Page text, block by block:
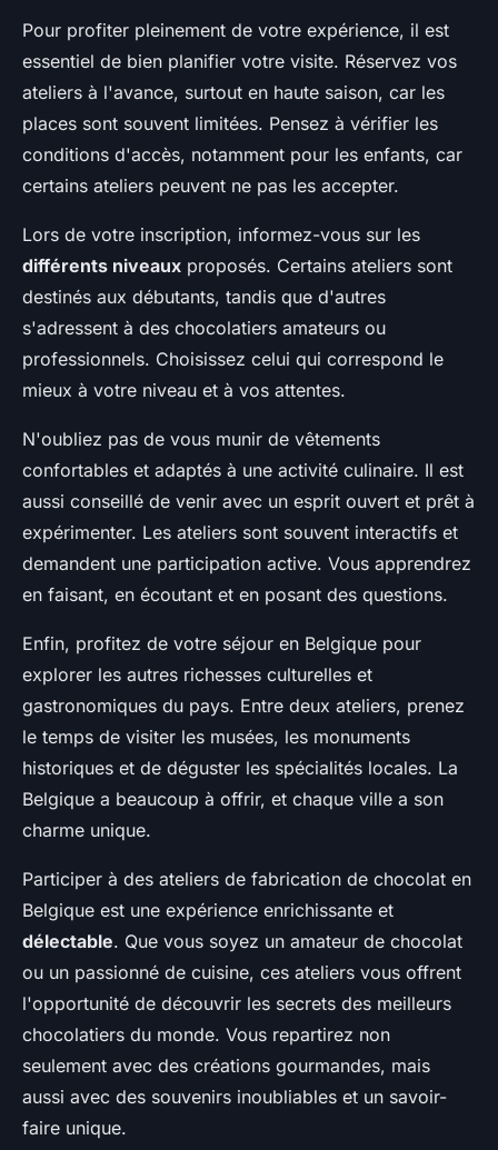
Pour profiter pleinement de votre expérience, il est
essentiel de bien planifier votre visite. Réservez vos
ateliers à l'avance, surtout en haute saison, car les
places sont souvent limitées. Pensez à vérifier les
conditions d'accès, notamment pour les enfants, car
certains ateliers peuvent ne pas les accepter.
Lors de votre inscription, informez-vous sur les
différents niveaux proposés. Certains ateliers sont
destinés aux débutants, tandis que d'autres
s'adressent à des chocolatiers amateurs ou
professionnels. Choisissez celui qui correspond le
mieux à votre niveau et à vos attentes.
N'oubliez pas de vous munir de vêtements
confortables et adaptés à une activité culinaire. Il est
aussi conseillé de venir avec un esprit ouvert et prêt à
expérimenter. Les ateliers sont souvent interactifs et
demandent une participation active. Vous apprendrez
en faisant, en écoutant et en posant des questions.
Enfin, profitez de votre séjour en Belgique pour
explorer les autres richesses culturelles et
gastronomiques du pays. Entre deux ateliers, prenez
le temps de visiter les musées, les monuments
historiques et de déguster les spécialités locales. La
Belgique a beaucoup à offrir, et chaque ville a son
charme unique.
Participer à des ateliers de fabrication de chocolat en
Belgique est une expérience enrichissante et
délectable. Que vous soyez un amateur de chocolat
ou un passionné de cuisine, ces ateliers vous offrent
l'opportunité de découvrir les secrets des meilleurs
chocolatiers du monde. Vous repartirez non
seulement avec des créations gourmandes, mais
aussi avec des souvenirs inoubliables et un savoir-
faire unique.